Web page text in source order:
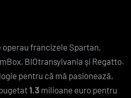
operau francizele Spartan,
BIOtransylvania şi Regatto.
pentru că mă pasionează,
1.3 milioane euro pentru